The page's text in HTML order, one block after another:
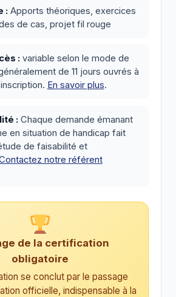
: Apports théoriques, exercices
de cas, projet fil rouge
: variable selon le mode de
de 11 jours ouvrés à
En savoir plus.
: Chaque demande émanant
en situation de handicap fait
de faisabilité et
notre référent
de la certification
obligatoire
se conclut par le passage
officielle, indispensable à la